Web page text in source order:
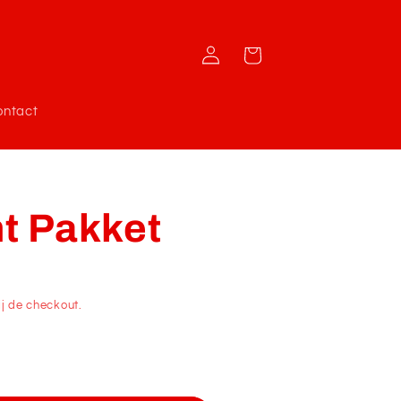
InloggenWinkelwagen
Pakket
de checkout.